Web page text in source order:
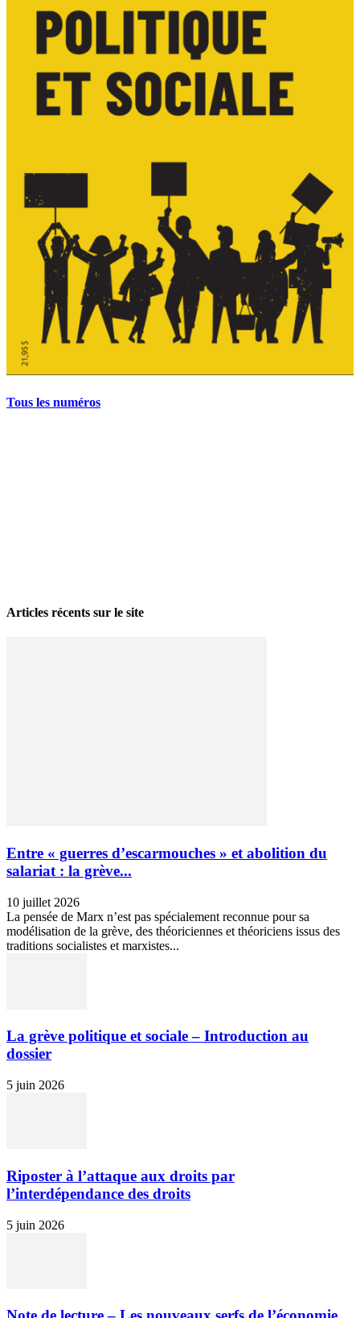
Tous les numéros
Articles récents sur le site
Entre « guerres d’escarmouches » et abolition du
salariat : la grève...
10 juillet 2026
La pensée de Marx n’est pas spécialement reconnue pour sa
modélisation de la grève, des théoriciennes et théoriciens issus des
traditions socialistes et marxistes...
La grève politique et sociale – Introduction au
dossier
5 juin 2026
Riposter à l’attaque aux droits par
l’interdépendance des droits
5 juin 2026